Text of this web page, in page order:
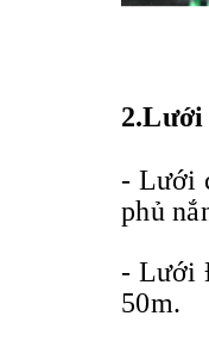
2.Lưới
- Lưới
phủ
- Lưới
50m.